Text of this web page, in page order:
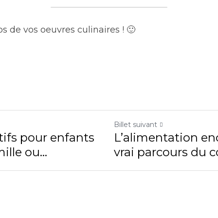
de vos oeuvres culinaires ! 🙂
pour enfants
ou...
Billet suivant
L’alimentation
vrai parcours du